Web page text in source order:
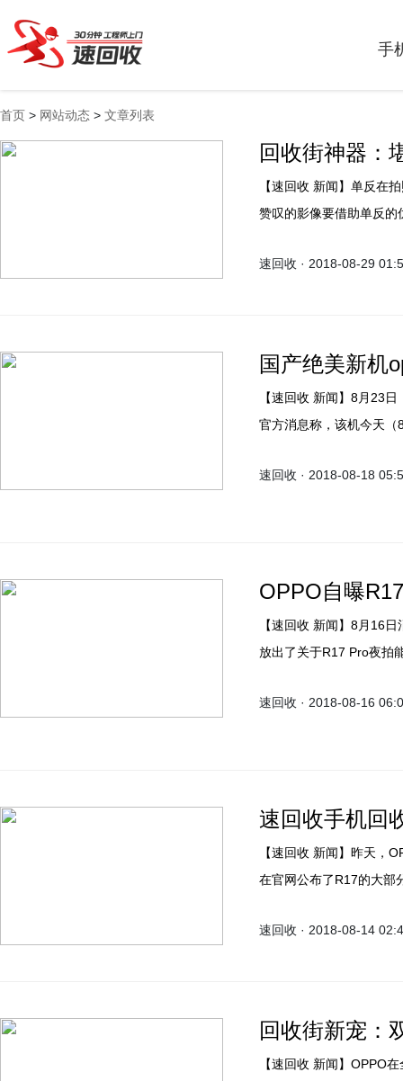
手
首页 > 网站动态 > 文章列表
回收街神器：
【速回收 新闻】单反在拍照手机未流行前是很多专业摄影者必备的，想要拍出令人
赞叹的影像要借助单反
的。不过最近即将开售
速回收 · 2018-08-29
国产绝美新机
【速回收 新闻】8月23日，OPPO将会在上海发布新机名叫R17。据可靠OPPO手机
官方消息称，该机今天
速回收 · 2018-08-18
OPPO自曝
【速回收 新闻】8月16日消息，OPPO官方微博惯例预热R17手机回收新机，今天
放出了关于R17 Pro夜拍能力的视频。 据oppo手机回
像处理，其功能可以智
速回收 · 2018-08-16
速回收手机回
【速回收 新闻】昨天，OPPO在微博上正式官宣R系列新机——OPPO R17，随后
在官网公布了R17的大部
是骁龙845平台，那么
速回收 · 2018-08-14
回收街新宠：
【速回收 新闻】OPPO在全球智能手机市场仅次于三星、华为、苹果，是第四大智